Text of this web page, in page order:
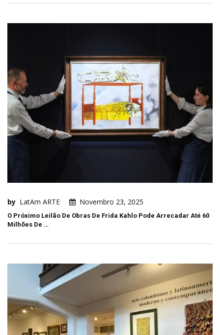
by LatAm ARTE Novembro 23, 2025
O Próximo Leilão De Obras De Frida Kahlo Pode Arrecadar Até 60
Milhões De …